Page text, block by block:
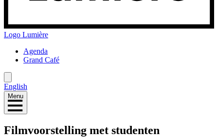
Logo Lumière
Agenda
Grand Café
English
Menu
Filmvoorstelling met studenten